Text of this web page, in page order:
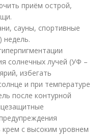
приём острой,
сауны, спортивные
недель.
солнечных лучей (УФ –
избегать
и при температуре
после контурной
с высоким уровнем